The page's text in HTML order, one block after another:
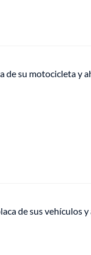
de su motocicleta y
de sus vehículos